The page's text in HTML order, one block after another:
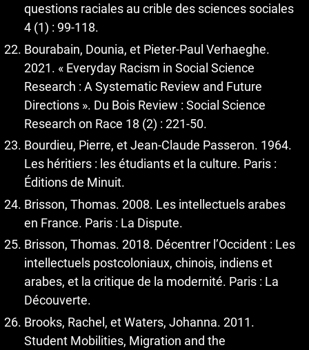
questions raciales au crible des sciences sociales
4 (1) : 99-118.
Bourabain, Dounia, et Pieter-Paul Verhaeghe.
2021. « Everyday Racism in Social Science
Research : A Systematic Review and Future
Directions ». Du Bois Review : Social Science
Research on Race 18 (2) : 221‑50.
Bourdieu, Pierre, et Jean-Claude Passeron. 1964.
Les héritiers : les étudiants et la culture. Paris :
Éditions de Minuit.
Brisson, Thomas. 2008. Les intellectuels arabes
en France. Paris : La Dispute.
Brisson, Thomas. 2018. Décentrer l’Occident : Les
intellectuels postcoloniaux, chinois, indiens et
arabes, et la critique de la modernité. Paris : La
Découverte.
Brooks, Rachel, et Waters, Johanna. 2011.
Student Mobilities, Migration and the